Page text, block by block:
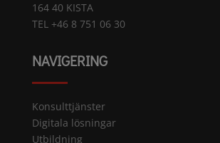
164 40 KISTA
TEL +46 8 751 06 30
NAVIGERING
Konsulttjänster
Digitala lösningar
Utbildning